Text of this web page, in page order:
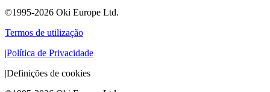
©1995-2026 Oki Europe Ltd.
Termos de utilização
|Política de Privacidade
|Definições de cookies